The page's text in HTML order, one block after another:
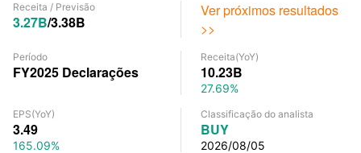
Receita / Previsão
3.27B/3.38B
Ver próximos resultados
>>
Período
FY2025 Declarações
Receita(YoY)
10.23B
27.69%
EPS(YoY)
3.49
165.09%
Classificação do analista
BUY
2026/08/05